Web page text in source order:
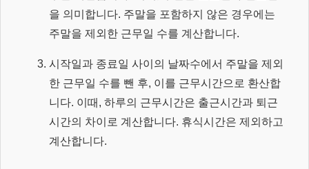
을 의미합니다. 주말을 포함하지 않은 경우에는
주말을 제외한 근무일 수를 계산합니다.
시작일과 종료일 사이의 날짜수에서 주말을 제외
한 근무일 수를 뺀 후, 이를 근무시간으로 환산합
니다. 이때, 하루의 근무시간은 출근시간과 퇴근
시간의 차이로 계산합니다. 휴식시간은 제외하고
계산합니다.